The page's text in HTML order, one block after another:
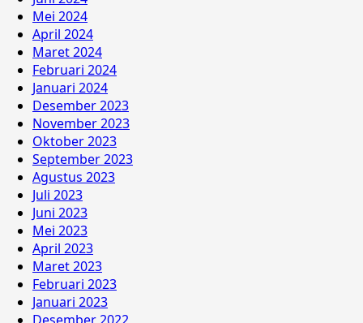
Mei 2024
April 2024
Maret 2024
Februari 2024
Januari 2024
Desember 2023
November 2023
Oktober 2023
September 2023
Agustus 2023
Juli 2023
Juni 2023
Mei 2023
April 2023
Maret 2023
Februari 2023
Januari 2023